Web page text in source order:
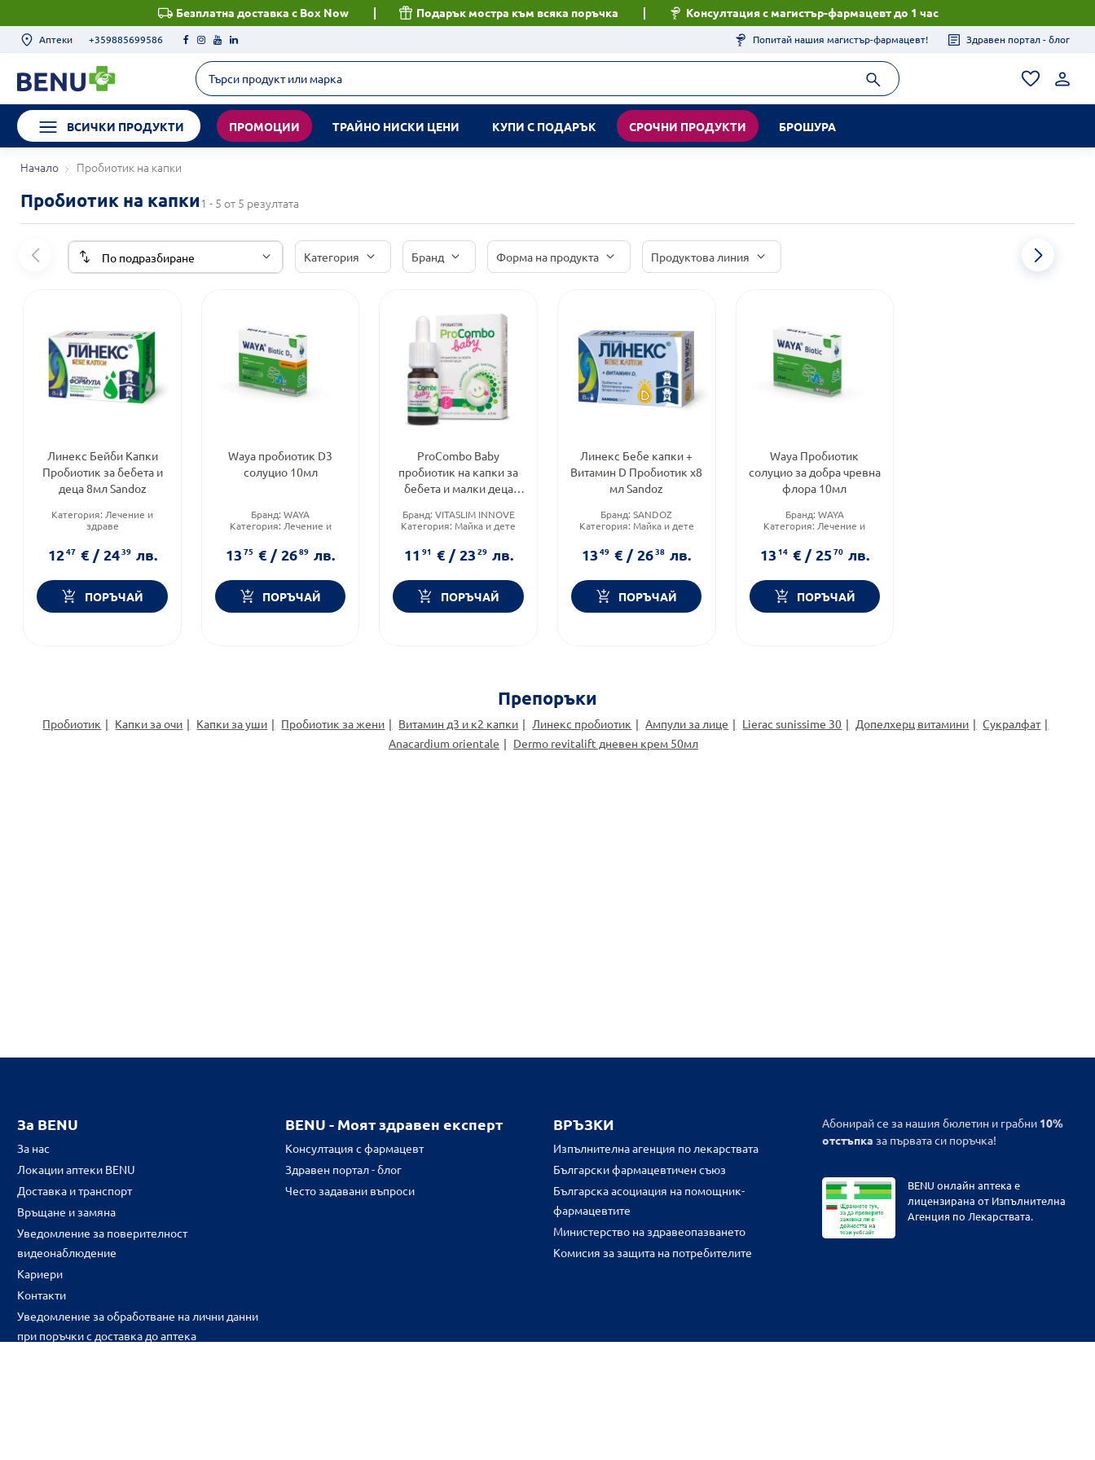
Безплатна доставка с Box Now Подарък мостра към всяка поръчка Консултация с магистър-фармацевт до 1 час
Аптеки +359885699586 Попитай нашия магистър-фармацевт! Здравен портал - блог
ВСИЧКИ ПРОДУКТИ ПРОМОЦИИ ТРАЙНО НИСКИ ЦЕНИ КУПИ С ПОДАРЪК СРОЧНИ ПРОДУКТИ БРОШУРА
Начало Пробиотик на капки
Пробиотик на капки1 - 5 от 5 резултата
Категория Бранд Форма на продукта Продуктова линия
Линекс Бейби Капки
Пробиотик за бебета и
деца 8мл Sandoz
Категория: Лечение и
здраве
Форма на продукта:
1247 € / 2439 лв.
ПОРЪЧАЙ
Waya пробиотик D3
солуцио 10мл
Бранд:WAYA
Категория: Лечение и
Форма на продукта:
1375 € / 2689 лв.
ПОРЪЧАЙ
ProCombo Baby
пробиотик на капки за
бебета и малки деца
Бранд: VITASLIM INNOVE
Категория: Майка и дете
PROCOMBO
1191 € / 2329 лв.
ПОРЪЧАЙ
Линекс Бебе капки +
Витамин D Пробиотик х8
мл Sandoz
Бранд:SANDOZ
Категория: Майка и дете
1349 € / 2638 лв.
ПОРЪЧАЙ
Waya Пробиотик
солуцио за добра чревна
флора 10мл
Бранд: WAYA
Категория: Лечение и
Форма на продукта:
1314 € / 2570 лв.
ПОРЪЧАЙ
Препоръки
Пробиотик Капки за очи Капки за уши Пробиотик за жени Витамин д3 и к2 капки Линекс пробиотик Ампули за лице Lierac sunissime 30 Допелхерц витамини
Сукралфат
Anacardium orientale
Dermo revitalift дневен крем 50мл
За BENU
За нас
Локации аптеки BENU
Доставка и транспорт
Връщане и замяна
Уведомление за поверителност
видеонаблюдение
Кариери
Контакти
Уведомление за обработване на лични данни
при поръчки с доставка до аптека
BENU - Моят здравен експерт
Консултация с фармацевт
Здравен портал - блог
Често задавани въпроси
ВРЪЗКИ
Изпълнителна агенция по лекарствата
Български фармацевтичен съюз
Българска асоциация на помощник-
фармацевтите
Министерство на здравеопазването
Комисия за защита на потребителите
Абонирай се за нашия бюлетин и грабни 10%
отстъпка за първата си поръчка!
BENU онлайн аптека е
лицензирана от Изпълнителна
Агенция по Лекарствата.